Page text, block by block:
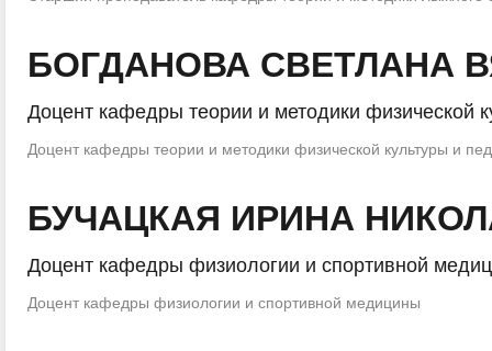
БОГДАНОВА СВЕТЛАНА
Доцент кафедры теории и методики физической
Доцент кафедры теории и методики физической культуры и
БУЧАЦКАЯ ИРИНА
Доцент кафедры физиологии и спортивной
Доцент кафедры физиологии и спортивной медицины